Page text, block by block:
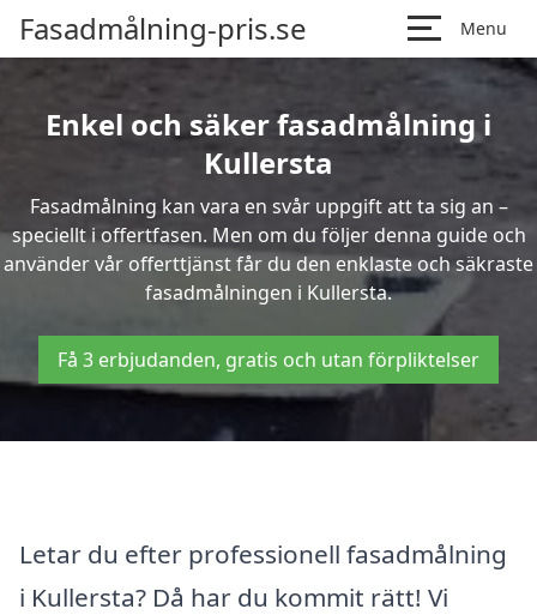
Fasadmålning-pris.se Menu
Enkel och säker fasadmålning i
Kullersta
Fasadmålning kan vara en svår uppgift att ta sig an –
speciellt i offertfasen. Men om du följer denna guide och
använder vår offerttjänst får du den enklaste och säkraste
fasadmålningen i Kullersta.
Få 3 erbjudanden, gratis och utan förpliktelser
Letar du efter professionell fasadmålning
i Kullersta? Då har du kommit rätt! Vi